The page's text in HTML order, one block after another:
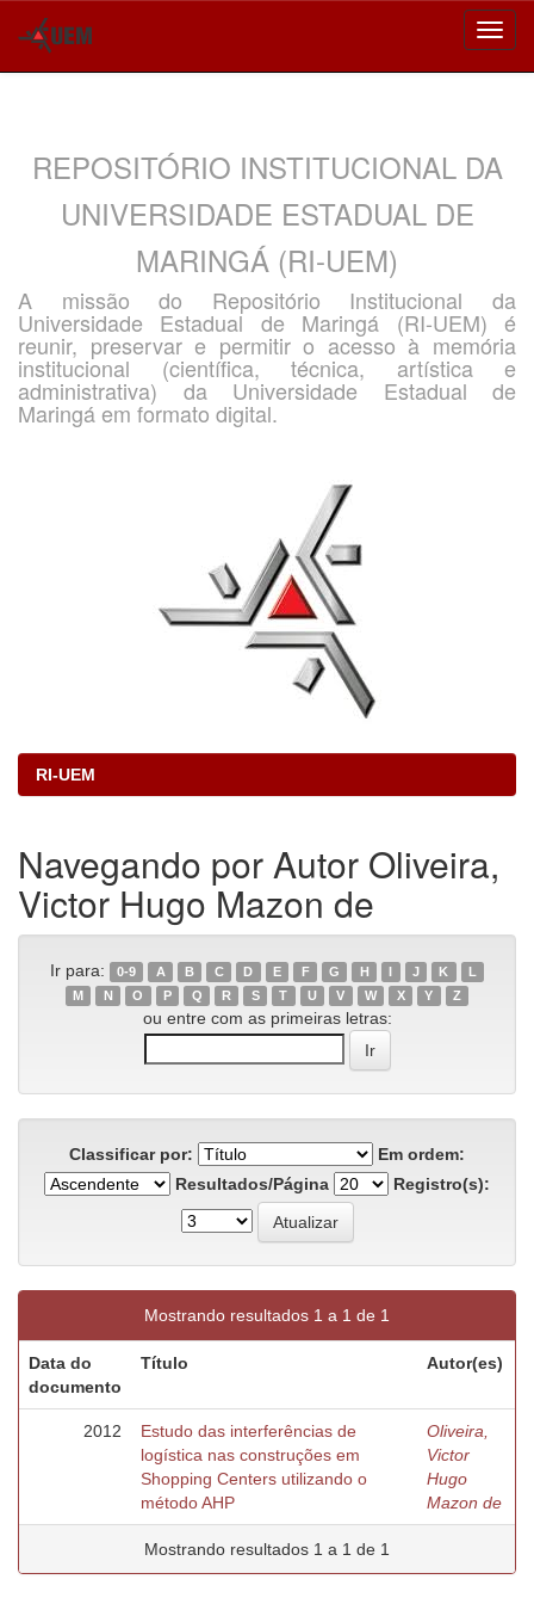
REPOSITÓRIO INSTITUCIONAL DA
UNIVERSIDADE ESTADUAL DE
MARINGÁ (RI-UEM)
A missão do Repositório Institucional da
Universidade Estadual de Maringá (RI-UEM) é
reunir, preservar e permitir o acesso à memória
institucional (científica, técnica, artística e
administrativa) da Universidade Estadual de
Maringá em formato digital.
RI-UEM
Navegando por Autor Oliveira,
Victor Hugo Mazon de
Ir para: 0-9 A B C D E F G H I J K
L
M
N O P Q R S T U V W X Y Z
ou entre com as primeiras letras:
Classificar por:
Em ordem:
Resultados/Página
Registro(s):
Mostrando resultados 1 a 1 de 1
Data do
documento
Título Autor(es)
2012
Estudo das interferências de
logística nas construções em
Shopping Centers utilizando o
método AHP
Oliveira,
Victor
Hugo
Mazon de
Mostrando resultados 1 a 1 de 1